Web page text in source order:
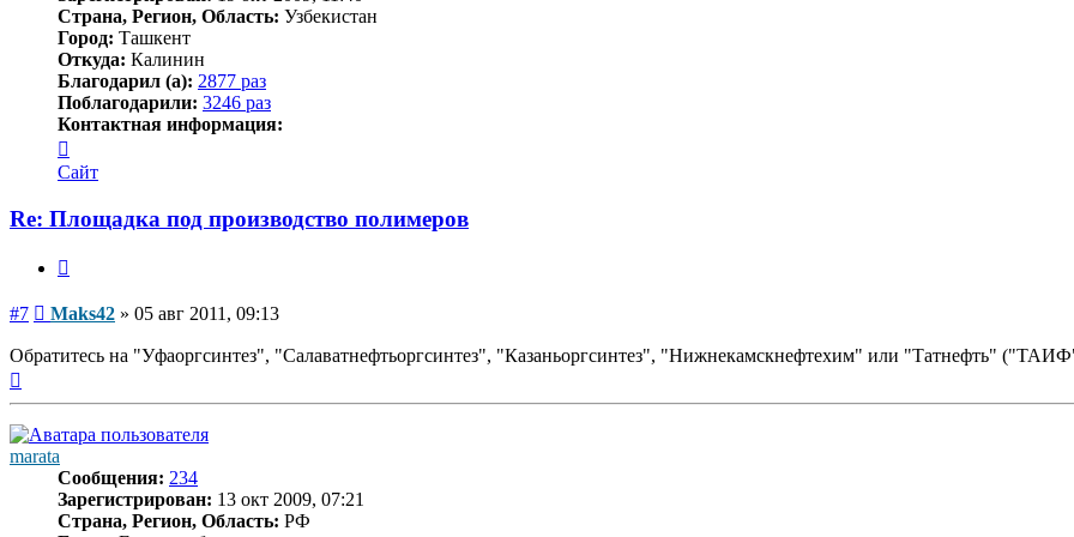
Страна, Регион, Область: Узбекистан
Город: Ташкент
Откуда: Калинин
Благодарил (а): 2877 раз
Поблагодарили: 3246 раз
Контактная информация:
информация
пользователя
Сайт
Re: Площадка под производство полимеров
#7 Сообщение
Maks42 » 05 авг 2011, 09:13
Обратитесь на "Уфаоргсинтез", "Салаватнефтьоргсинтез", "Казаньоргсинтез", "Нижнекамскнефтехим" или "Татнефть"
к
началу
marata
Сообщения: 234
Зарегистрирован: 13 окт 2009, 07:21
Страна, Регион, Область: РФ